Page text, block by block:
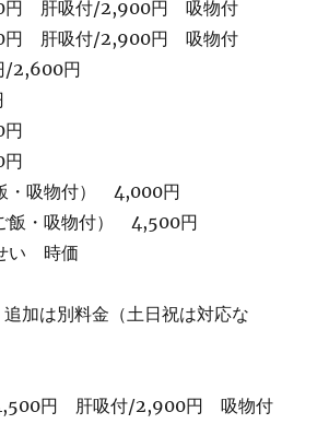
肝吸付/2,900円 吸物付
円 肝吸付/2,900円 吸物付
2,600円
・吸物付） 4,000円
飯・吸物付） 4,500円
い 時価
追加は別料金（土日祝は対応な
円 肝吸付/2,900円 吸物付